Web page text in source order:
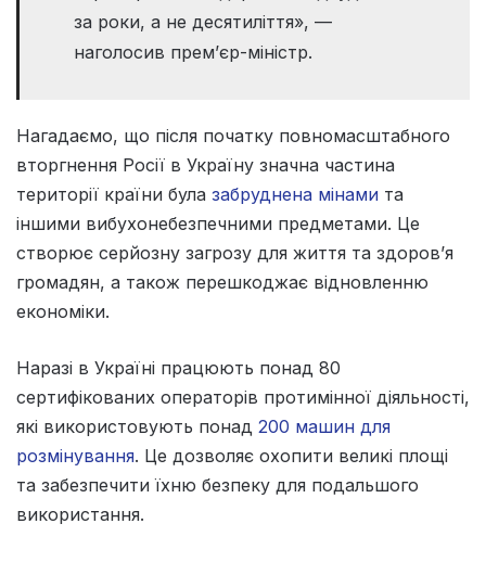
за роки, а не десятиліття», —
наголосив прем’єр-міністр.
Нагадаємо, що після початку повномасштабного
вторгнення Росії в Україну значна частина
території країни була забруднена мінами та
іншими вибухонебезпечними предметами. Це
створює серйозну загрозу для життя та здоров’я
громадян, а також перешкоджає відновленню
економіки.
Наразі в Україні працюють понад 80
сертифікованих операторів протимінної діяльності,
які використовують понад 200 машин для
розмінування. Це дозволяє охопити великі площі
та забезпечити їхню безпеку для подальшого
використання.